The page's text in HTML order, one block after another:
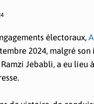
électoraux,
2024, malgré
Jebabli, a eu